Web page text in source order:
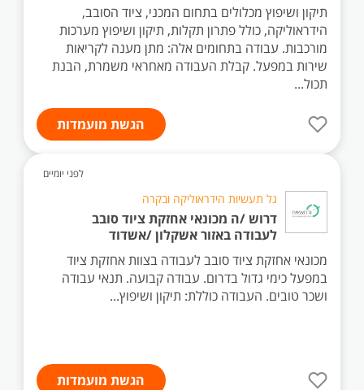
תיקון ושיפוץ מכלולים בתחום המכני, ציוד הסובב,
הידראוליקה, כולל פתרון תקלות, תיקון ושיפוץ מערכות
מורכבות. עבודה בתחומים אלה: מתן מענה לקריאות
שירות במפעל. קבלת העבודה מאחראי משמרת, הבנת
תכול...
הגשת מועמדות
לפני יומיים
גל תעשיות הידראוליקה ובקרה
דרוש /ה מכונאי אחזקת ציוד סובב
לעבודה באזור אשקלון /אשדוד
מכונאי אחזקת ציוד סובב לעבודה בצוות אחזקת ציוד
במפעל כימי גדול בדרום. עבודה קבועה. תנאי עבודה
ושכר טובים. העבודה כוללת: תיקון ושיפוץ...
הגשת מועמדות